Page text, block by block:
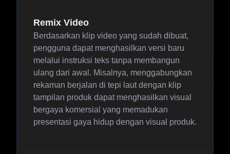
Remix Video
Berdasarkan klip video yang sudah dibuat,
pengguna dapat menghasilkan versi baru
melalui instruksi teks tanpa membangun
ulang dari awal. Misalnya, menggabungkan
rekaman berjalan di tepi laut dengan klip
tampilan produk dapat menghasilkan visual
bergaya komersial yang memadukan
presentasi gaya hidup dengan visual produk.